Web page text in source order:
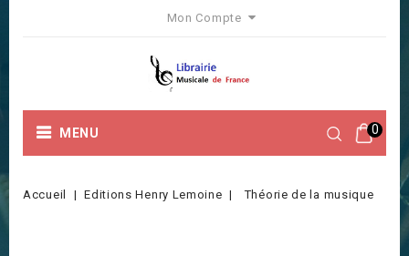
Mon Compte
0
MENU
Accueil Editions Henry Lemoine Théorie de la musique